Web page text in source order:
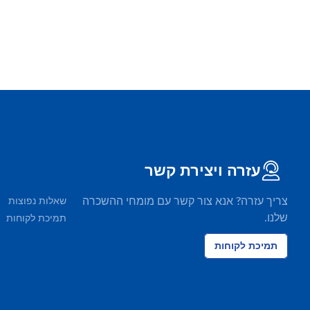
עזרה ויצירת קשר
צריך עזרה? אנא צור קשר עם מומחי ההשכרה
שלנו.
תמיכת לקוחות
שאלות נפוצות
תמיכת לקוחות